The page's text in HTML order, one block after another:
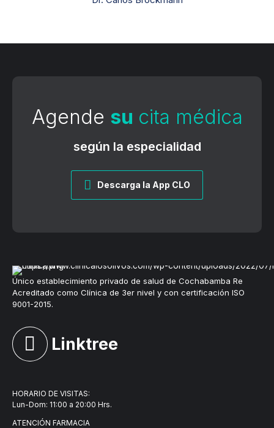
Agende su cita médica
según la especialidad
Descarga la App CLO
Único establecimiento privado de salud de Cochabamba Re
Acreditado como Clínica de 3er nivel y con certificación ISO
9001-2015.
Linktree
HORARIO DE VISITAS:
Lun-Dom: 11:00 a 20:00 Hrs.
ATENCIÓN FARMACIA